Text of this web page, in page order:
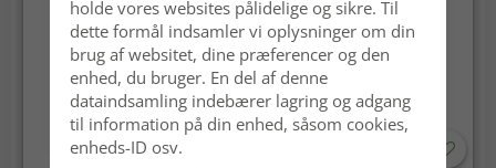
holde vores websites pålidelige og sikre. Til
dette formål indsamler vi oplysninger om din
brug af websitet, dine præferencer og den
enhed, du bruger. En del af denne
dataindsamling indebærer lagring og adgang
til information på din enhed, såsom cookies,
enheds-ID osv.